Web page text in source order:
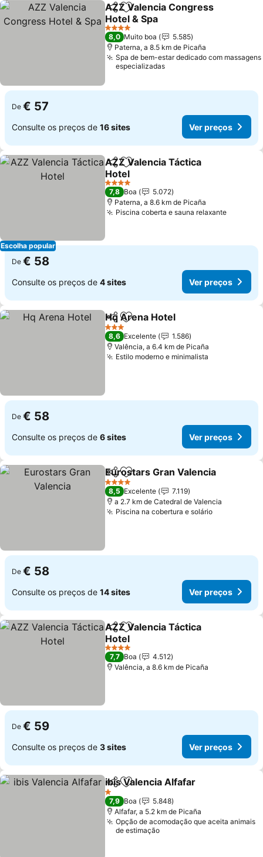
PartilharAdicionar aos favoritos
AZZ Valencia Congress
Hotel & Spa
4 Estrelas
8,0 Muito boa
5.585
Paterna, a 8.5 km de Picaña
Spa de bem-estar dedicado com massagens
especializadas
De € 57
Consulte os preços de 16 sites Ver preços
Escolha popular
PartilharAdicionar aos favoritos
AZZ Valencia Táctica
Hotel
4 Estrelas
7,8 Boa
5.072
Paterna, a 8.6 km de Picaña
Piscina coberta e sauna relaxante
De € 58
Consulte os preços de 4 sites Ver preços
PartilharAdicionar aos favoritos
Hq Arena Hotel
3 Estrelas
8,6 Excelente
1.586
Valência, a 6.4 km de Picaña
Estilo moderno e minimalista
De € 58
Consulte os preços de 6 sites Ver preços
PartilharAdicionar aos favoritos
Eurostars Gran Valencia
4 Estrelas
8,5 Excelente
7.119
a 2.7 km de Catedral de Valencia
Piscina na cobertura e solário
De € 58
Consulte os preços de 14 sites Ver preços
PartilharAdicionar aos favoritos
AZZ Valencia Táctica
Hotel
4 Estrelas
7,7 Boa
4.512
Valência, a 8.6 km de Picaña
De € 59
Consulte os preços de 3 sites Ver preços
PartilharAdicionar aos favoritos
ibis Valencia Alfafar
1 Estrelas
7,9 Boa
5.848
Alfafar, a 5.2 km de Picaña
Opção de acomodação que aceita animais
de estimação